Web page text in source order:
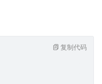
复制代码